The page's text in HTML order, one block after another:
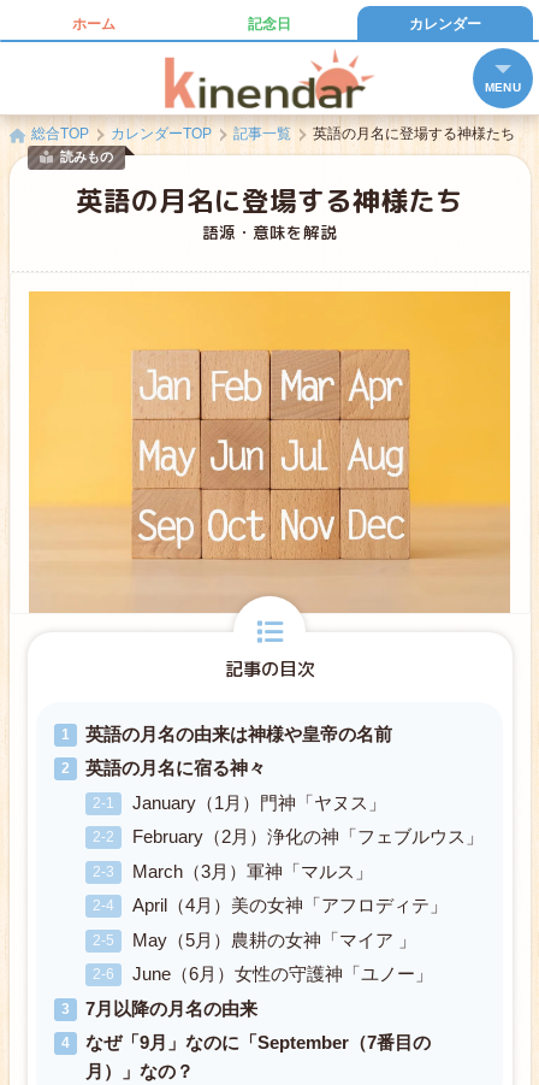
ホーム 記念日 カレンダー
MENU
総合TOP カレンダーTOP 記事一覧 英語の月名に登場する神様たち
読みもの
英語の月名に登場する神様たち
語源・意味を解説
記事の目次
英語の月名の由来は神様や皇帝の名前
英語の月名に宿る神々
January（1月）門神「ヤヌス」
February（2月）浄化の神「フェブルウス」
March（3月）軍神「マルス」
April（4月）美の女神「アフロディテ」
May（5月）農耕の女神「マイア 」
June（6月）女性の守護神「ユノー」
7月以降の月名の由来
なぜ「9月」なのに「September（7番目の
月）」なの？